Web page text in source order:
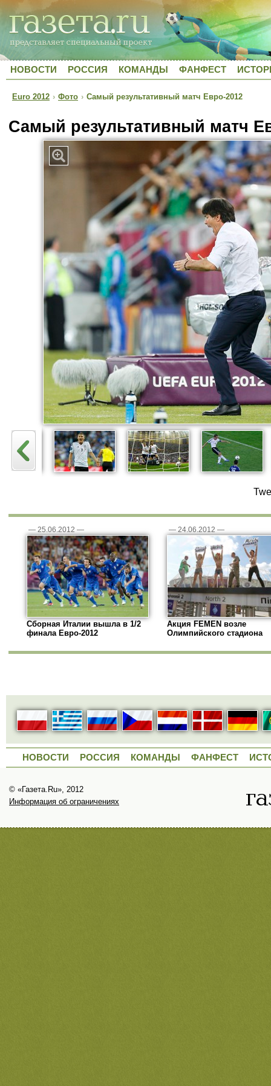
НОВОСТИ РОССИЯ КОМАНДЫ ФАНФЕСТ
Euro 2012 › Фото › Самый результативный матч Евро-2012
Самый результативный матч
— 25.06.2012 —
Сборная Италии вышла в 1/2
финала Евро-2012
— 24.06.2012 —
Акция FEMEN возле
Олимпийского стадиона
НОВОСТИ РОССИЯ КОМАНДЫ ФАНФЕСТ
© «Газета.Ru», 2012
Информация об ограничениях